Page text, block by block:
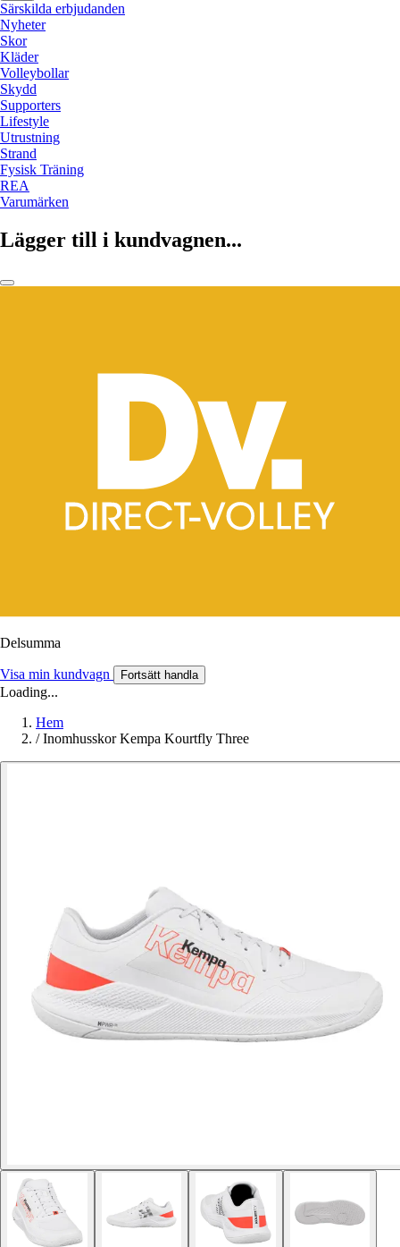
Särskilda erbjudanden
Nyheter
Skor
Kläder
Volleybollar
Skydd
Supporters
Lifestyle
Utrustning
Strand
Fysisk Träning
REA
Varumärken
Lägger till i kundvagnen...
Delsumma
Visa min kundvagn Fortsätt handla
Loading...
Hem
/ Inomhusskor Kempa Kourtfly Three